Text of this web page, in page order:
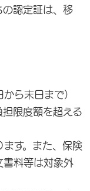
の認定証は、移
ら末日まで）
限度額を超える
す。また、保険
書料等は対象外